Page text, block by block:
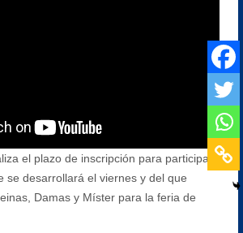
el plazo de inscripción para participar
se desarrollará el viernes y del que
Damas y Míster para la feria de